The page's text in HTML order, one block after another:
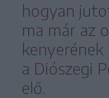
hogyan
ma már az
a Diószegi
elő.